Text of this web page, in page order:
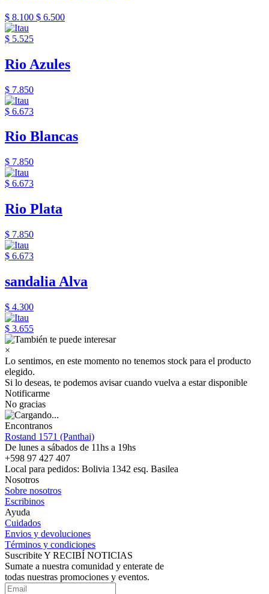
$ 8.100 $ 6.500
$ 5.525
Rio Azules
$ 7.850
$ 6.673
Rio Blancas
$ 7.850
$ 6.673
Rio Plata
$ 7.850
$ 6.673
sandalia Alva
$ 4.300
$ 3.655
×
Lo sentimos, en este momento no tenemos stock para el producto
elegido.
Si lo deseas, te podemos avisar cuando vuelva a estar disponible
Notificarme
No gracias
Encontranos
Rostand 1571 (Panthai)
De lunes a sábados de 11hs a 19hs
+598 97 427 407
Local para pedidos: Bolivia 1342 esq. Basilea
Nosotros
Sobre nosotros
Escribinos
Ayuda
Cuidados
Envios y devoluciones
Términos y condiciones
Suscribite Y RECIBÍ NOTICIAS
Sumate a nuestra comunidad y enterate de
todas nuestras promociones y eventos.